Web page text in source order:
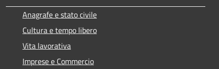
Anagrafe e stato civile
Cultura e tempo libero
Vita lavorativa
Imprese e Commercio